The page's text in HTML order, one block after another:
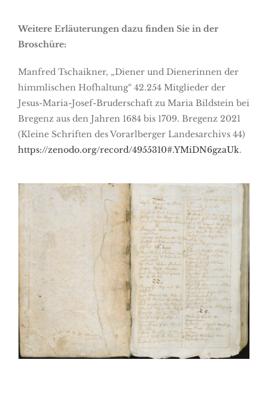
Weitere Erläuterungen dazu finden Sie in der
Broschüre:
Manfred Tschaikner, „Diener und Dienerinnen der
himmlischen Hofhaltung“ 42.254 Mitglieder der
Jesus-Maria-Josef-Bruderschaft zu Maria Bildstein bei
Bregenz aus den Jahren 1684 bis 1709. Bregenz 2021
(Kleine Schriften des Vorarlberger Landesarchivs 44)
https://zenodo.org/record/4955310#.YMiDN6gzaUk.